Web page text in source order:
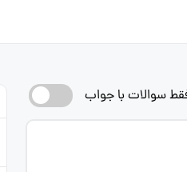
سوالات با جواب